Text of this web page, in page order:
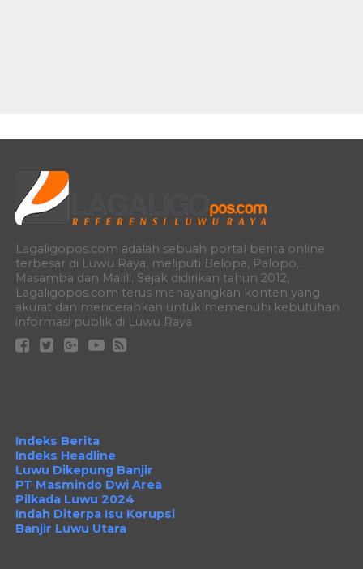
Lagaligopos.com adalah sebuah portal berita online
terbesar di Luwu Raya, meliputi Belopa, Palopo,
Masamba dan Malili. Sejak didirikan tahun 2012,
Lagaligopos.com terus menayangkan konten yang
akurat dan mencerahkan untuk memenuhi kebutuhan
informasi publik di Luwu Raya
Indeks Berita
Indeks Headline
Luwu Dikepung Banjir
PT Masmindo Dwi Area
Pilkada Luwu 2024
Indah Diterpa Isu Korupsi
Banjir Luwu Utara